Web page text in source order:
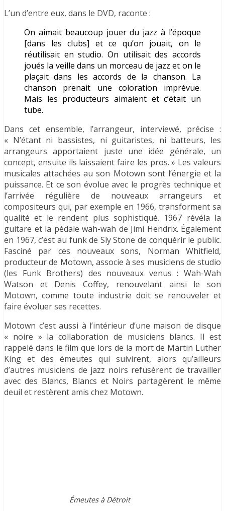
L’un d’entre eux, dans le DVD, raconte :
On aimait beaucoup jouer du jazz à l’époque
[dans les clubs] et ce qu’on jouait, on le
réutilisait en studio. On utilisait des accords
joués la veille dans un morceau de jazz et on le
plaçait dans les accords de la chanson. La
chanson prenait une coloration imprévue.
Mais les producteurs aimaient et c’était un
tube.
Dans cet ensemble, l’arrangeur, interviewé, précise :
« N’étant ni bassistes, ni guitaristes, ni batteurs, les
arrangeurs apportaient juste une idée générale, un
concept, ensuite ils laissaient faire les pros. » Les valeurs
musicales attachées au son Motown sont l’énergie et la
puissance. Et ce son évolue avec le progrès technique et
l’arrivée régulière de nouveaux arrangeurs et
compositeurs qui, par exemple en 1966, transforment sa
qualité et le rendent plus sophistiqué. 1967 révéla la
guitare et la pédale wah-wah de Jimi Hendrix. Également
en 1967, c’est au funk de Sly Stone de conquérir le public.
Fasciné par ces nouveaux sons, Norman Whitfield,
producteur de Motown, associe à ses musiciens de studio
(les Funk Brothers) des nouveaux venus : Wah-Wah
Watson et Denis Coffey, renouvelant ainsi le son
Motown, comme toute industrie doit se renouveler et
faire évoluer ses recettes.
Motown c’est aussi à l’intérieur d’une maison de disque
« noire » la collaboration de musiciens blancs. Il est
rappelé dans le film que lors de la mort de Martin Luther
King et des émeutes qui suivirent, alors qu’ailleurs
d’autres musiciens de jazz noirs refusèrent de travailler
avec des Blancs, Blancs et Noirs partagèrent le même
deuil et restèrent amis chez Motown.
Émeutes à Détroit